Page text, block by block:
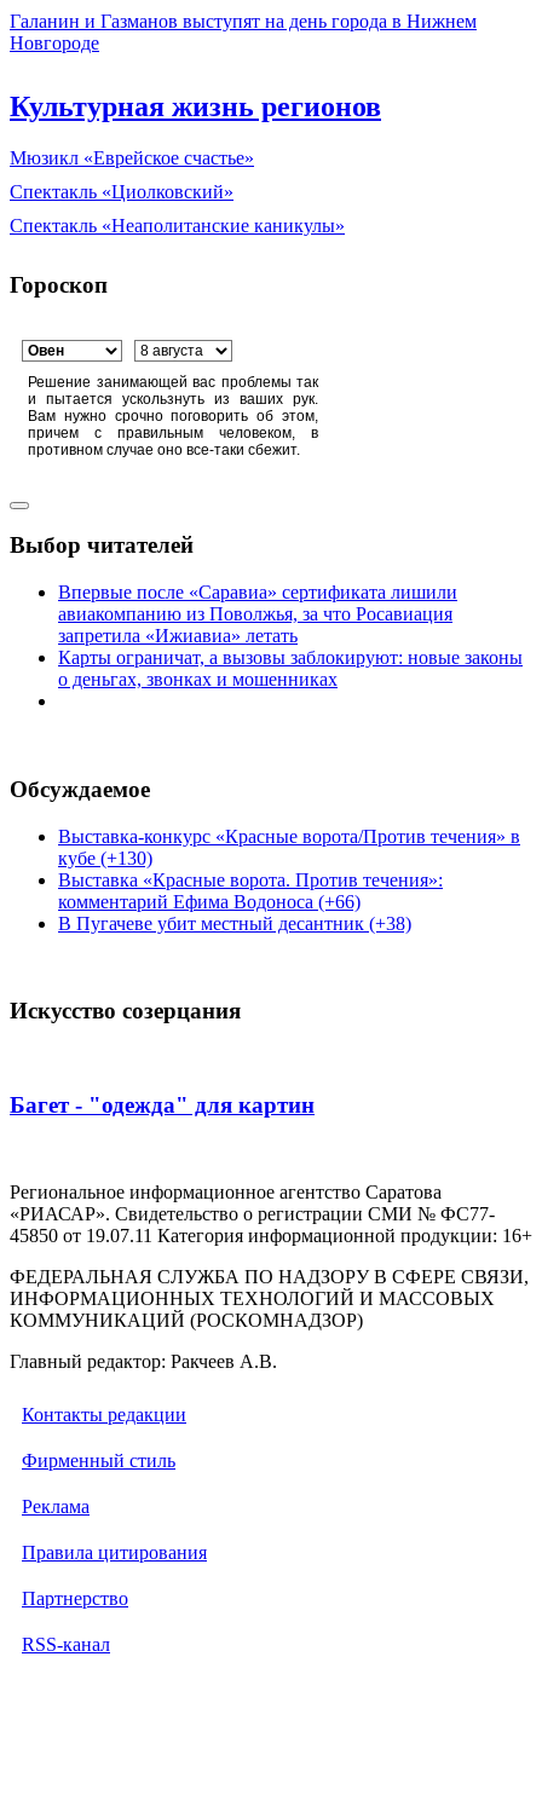
Галанин и Газманов выступят на день города в Нижнем
Новгороде
Культурная жизнь регионов
Мюзикл «Еврейское счастье»
Спектакль «Циолковский»
Спектакль «Неаполитанские каникулы»
Гороскоп
Решение занимающей вас проблемы так
и пытается ускользнуть из ваших рук.
Вам нужно срочно поговорить об этом,
причем с правильным человеком, в
противном случае оно все-таки сбежит.
Выбор читателей
Впервые после «Саравиа» сертификата лишили
авиакомпанию из Поволжья, за что Росавиация
запретила «Ижиавиа» летать
Карты ограничат, а вызовы заблокируют: новые законы
о деньгах, звонках и мошенниках
Обсуждаемое
Выставка-конкурс «Красные ворота/Против течения» в
кубе (+130)
Выставка «Красные ворота. Против течения»:
комментарий Ефима Водоноса (+66)
В Пугачеве убит местный десантник (+38)
Искусство созерцания
Багет - "одежда" для картин
Региональное информационное агентство Саратова
«РИАСАР». Свидетельство о регистрации СМИ № ФС77-
45850 от 19.07.11 Категория информационной продукции: 16+
ФЕДЕРАЛЬНАЯ СЛУЖБА ПО НАДЗОРУ В СФЕРЕ СВЯЗИ,
ИНФОРМАЦИОННЫХ ТЕХНОЛОГИЙ И МАССОВЫХ
КОММУНИКАЦИЙ (РОСКОМНАДЗОР)
Главный редактор: Ракчеев А.В.
Контакты редакции
Фирменный стиль
Реклама
Правила цитирования
Партнерство
RSS-канал